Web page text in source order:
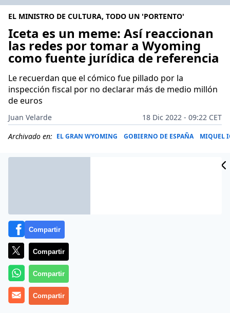
EL MINISTRO DE CULTURA, TODO UN 'PORTENTO'
Iceta es un meme: Así reaccionan
las redes por tomar a Wyoming
como fuente jurídica de referencia
Le recuerdan que el cómico fue pillado por la
inspección fiscal por no declarar más de medio millón
de euros
Juan Velarde
18 Dic 2022 - 09:22 CET
Archivado en: EL GRAN WYOMING GOBIERNO DE ESPAÑA MIQUEL
Más información
Compartir
Compartir
Compartir
Compartir